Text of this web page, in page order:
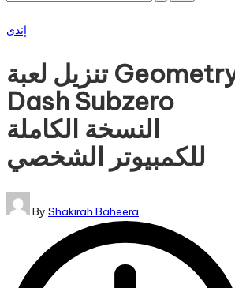
Posted
إندي
تنزيل لعبة Geometry
Dash Subzero
النسخة الكاملة
للكمبيوتر الشخصي
Posted
by
By Shakirah Baheera